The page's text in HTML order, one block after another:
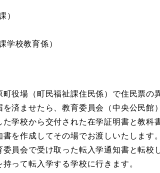
）
学校教育係）
役場（町民福祉課住民係）で住民票の
済ませたら、教育委員会（中央公民館
た学校から交付された在学証明書と教科
を作成してその場でお渡しいたします。
委員会で受け取った転入学通知書と転校
って転入学する学校に行きます。